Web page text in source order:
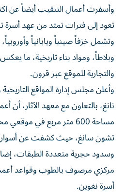
وأسفرت أعمال التنقيب أيضاً عن
تعود إلى فترات تمتد من عهد أسرة
وتشمل خزفاً صينياً ويابانياً
وبلاطاً، ومواد بناء تاريخية، ما
والتجارية للموقع عبر قرون.
وأعلن مجلس إدارة المواقع
نانغ، بالتعاون مع معهد الآثار،
مساحة 600 متر مربع في
تشون سانغ، حيث كشفت عن أسوار
وسدود حجرية متعددة الطبقات،
مركزي مرصوف بالطوب وقواعد
أسرة نغوين.